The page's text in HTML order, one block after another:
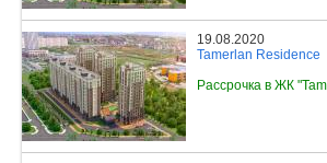
19.08.2020
Tamerlan Residence
Рассрочка в ЖК